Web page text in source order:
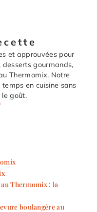
et approuvées pour
gourmands,
Thermomix. Notre
en cuisine sans
le goût.
Thermomix : la
boulangère au